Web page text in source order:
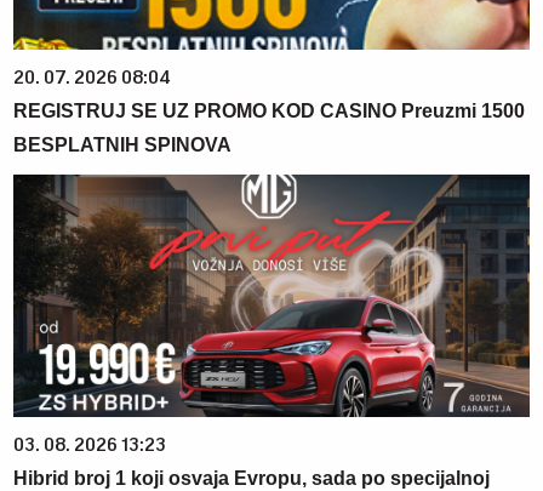
20. 07. 2026 08:04
REGISTRUJ SE UZ PROMO KOD CASINO Preuzmi 1500
BESPLATNIH SPINOVA
03. 08. 2026 13:23
Hibrid broj 1 koji osvaja Evropu, sada po specijalnoj